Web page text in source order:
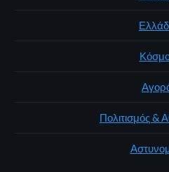
Πολιτισμός &